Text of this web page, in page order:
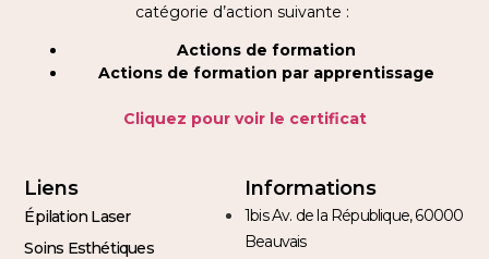
catégorie d’action suivante :
Actions de formation
Actions de formation par apprentissage
Cliquez pour voir le certificat
Liens
Épilation Laser
Soins Esthétiques
Informations
1bis Av. de la République, 60000
Beauvais